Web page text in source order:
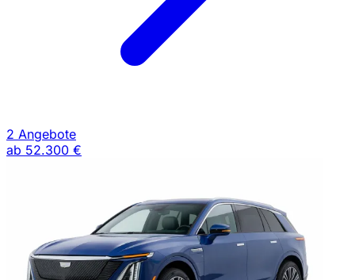
2 Angebote
ab 52.300 €